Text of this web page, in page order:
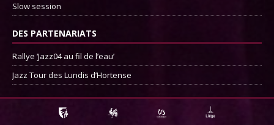
Slow session
DES PARTENARIATS
Rallye ‘Jazz04 au fil de l’eau’
Jazz Tour des Lundis d’Hortense